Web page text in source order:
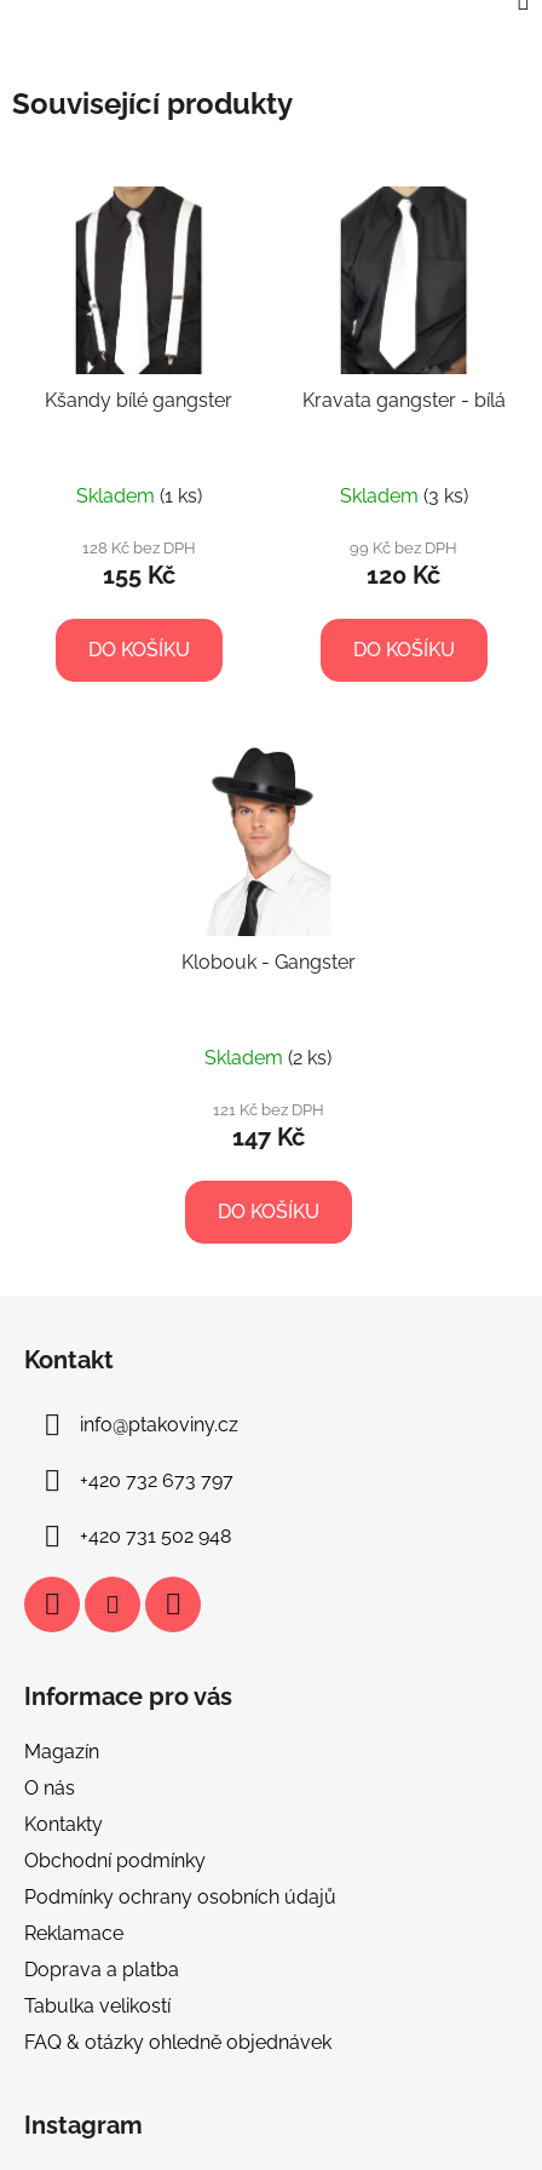
Související produkty
Kšandy bílé gangster
Skladem (1 ks)
128 Kč bez DPH
155 Kč
DO KOŠÍKU
Kravata gangster - bílá
Skladem (3 ks)
99 Kč bez DPH
120 Kč
DO KOŠÍKU
Klobouk - Gangster
Skladem (2 ks)
121 Kč bez DPH
147 Kč
DO KOŠÍKU
Kontakt
info@ptakoviny.cz
+420 732 673 797
+420 731 502 948
Informace pro vás
Magazín
O nás
Kontakty
Obchodní podmínky
Podmínky ochrany osobních údajů
Reklamace
Doprava a platba
Tabulka velikostí
FAQ & otázky ohledně objednávek
Instagram